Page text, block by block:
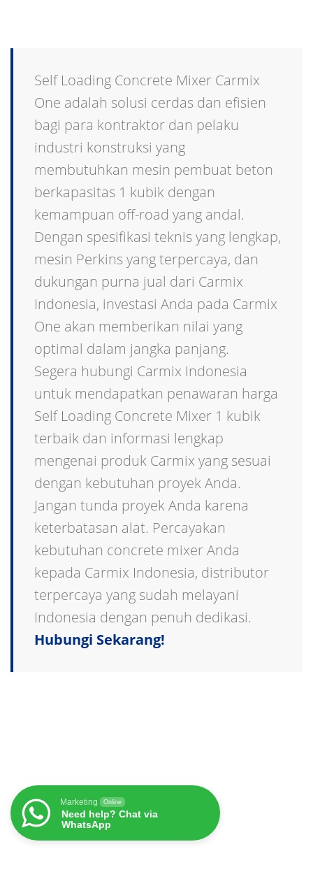
Self Loading Concrete Mixer Carmix
One adalah solusi cerdas dan efisien
bagi para kontraktor dan pelaku
industri konstruksi yang
membutuhkan mesin pembuat beton
berkapasitas 1 kubik dengan
kemampuan off-road yang andal.
Dengan spesifikasi teknis yang lengkap,
mesin Perkins yang terpercaya, dan
dukungan purna jual dari Carmix
Indonesia, investasi Anda pada Carmix
One akan memberikan nilai yang
optimal dalam jangka panjang.
Segera hubungi Carmix Indonesia
untuk mendapatkan penawaran harga
Self Loading Concrete Mixer 1 kubik
terbaik dan informasi lengkap
mengenai produk Carmix yang sesuai
dengan kebutuhan proyek Anda.
Jangan tunda proyek Anda karena
keterbatasan alat. Percayakan
kebutuhan concrete mixer Anda
kepada Carmix Indonesia, distributor
terpercaya yang sudah melayani
Indonesia dengan penuh dedikasi.
Hubungi Sekarang!
Marketing Online
Need help? Chat via
WhatsApp